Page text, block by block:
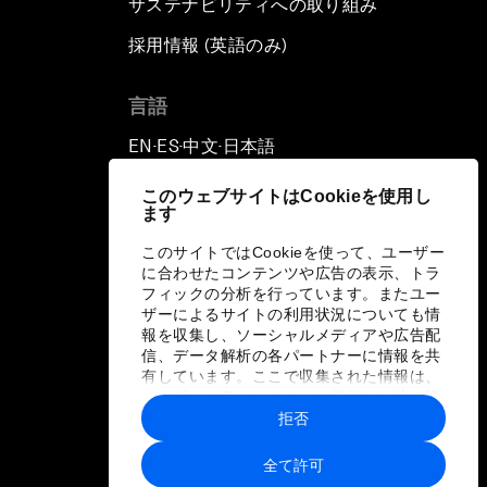
このウェブサイトはCookieを使用し
ます
このサイトではCookieを使って、ユーザー
に合わせたコンテンツや広告の表示、トラ
フィックの分析を行っています。またユー
ザーによるサイトの利用状況についても情
報を収集し、ソーシャルメディアや広告配
信、データ解析の各パートナーに情報を共
有しています。ここで収集された情報は、
ユーザーが各パートナーに提供した他の情
報や各パートナーのサービスを使用した際
に収集された情報と組み合わされ、各パー
トナーによって使用されることがありま
す。
全て許可
拒否
サステナビリティへの取り組み
採用情報 (英語のみ)
言語
EN ▪ ES▪中文▪ 日本語